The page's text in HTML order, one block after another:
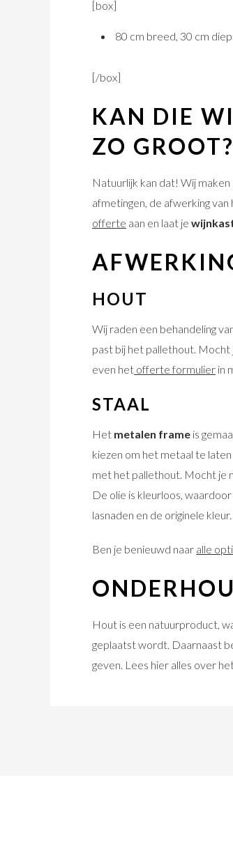
[box]
80 cm breed, 30 cm
[/box]
KAN DIE
ZO GROOT?
Natuurlijk kan dat! Wij maken
afmetingen, de afwerking
offerte aan en laat je
HOUT
Wij raden een behandeling
past bij het pallethout. Mocht
even het offerte formulier in
STAAL
Het metalen frame is
kiezen om het metaal te
met het pallethout. Mocht je
De olie is kleurloos,
lasnaden en de originele kleur.
Ben je benieuwd naar alle
Hout is een natuurproduct,
geplaatst wordt. Daarnaast
geven. Lees hier alles over